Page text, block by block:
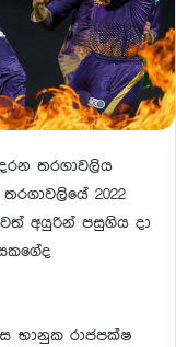
තරගාවලිය
2022
අයුරින් පසුගිය දා
භානුක රාජපක්ෂ